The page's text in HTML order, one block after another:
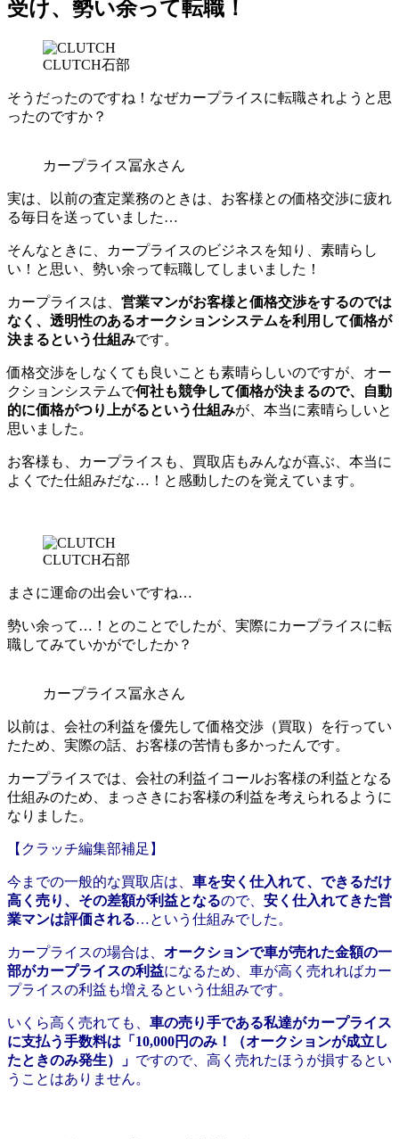
受け、勢い余って転職！
CLUTCH石部
そうだったのですね！なぜカープライスに転職されようと思
ったのですか？
カープライス冨永さん
実は、以前の査定業務のときは、お客様との価格交渉に疲れ
る毎日を送っていました…
そんなときに、カープライスのビジネスを知り、素晴らし
い！と思い、勢い余って転職してしまいました！
カープライスは、 営業マンがお客様と価格交渉をするのでは
なく、透明性のあるオークションシステムを利用して価格が
決まるという仕組みです。
価格交渉をしなくても良いことも素晴らしいのですが、オー
クションシステムで何社も競争して価格が決まるので、自動
的に価格がつり上がるという仕組みが、本当に素晴らしいと
思いました。
お客様も、カープライスも、買取店もみんなが喜ぶ、本当に
よくでた仕組みだな…！と感動したのを覚えています。
CLUTCH石部
まさに運命の出会いですね…
勢い余って…！とのことでしたが、実際にカープライスに転
職してみていかがでしたか？
カープライス冨永さん
以前は、会社の利益を優先して価格交渉（買取）を行ってい
たため、実際の話、お客様の苦情も多かったんです。
カープライスでは、会社の利益イコールお客様の利益となる
仕組みのため、まっさきにお客様の利益を考えられるように
なりました。
【クラッチ編集部補足】
今までの一般的な買取店は、 車を安く仕入れて、できるだけ
高く売り、その差額が利益となるので、 安く仕入れてきた営
業マンは評価される…という仕組みでした。
カープライスの場合は、 オークションで車が売れた金額の一
部がカープライスの利益になるため、車が高く売れればカー
プライスの利益も増えるという仕組みです。
いくら高く売れても、 車の売り手である私達がカープライス
に支払う手数料は「10,000円のみ！（オークションが成立し
たときのみ発生）」 ですので、高く売れたほうが損するとい
うことはありません。